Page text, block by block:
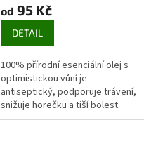
od 95 Kč
DETAIL
100% přírodní esenciální olej s
optimistickou vůní je
antiseptický, podporuje trávení,
snižuje horečku a tiší bolest.